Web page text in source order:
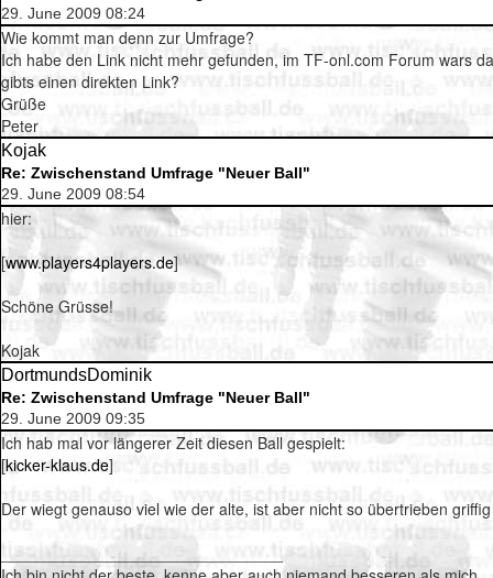
29. June 2009 08:24
Wie kommt man denn zur Umfrage?
Ich habe den Link nicht mehr gefunden, im TF-onl.com Forum wars
gibts einen direkten Link?
Grüße
Peter
Kojak
Re: Zwischenstand Umfrage "Neuer Ball"
29. June 2009 08:54
hier:
[www.players4players.de]
Schöne Grüsse!
Kojak
DortmundsDominik
Re: Zwischenstand Umfrage "Neuer Ball"
29. June 2009 09:35
Ich hab mal vor längerer Zeit diesen Ball gespielt:
[kicker-klaus.de]
Der wiegt genauso viel wie der alte, ist aber nicht so übertrieben
________________________________